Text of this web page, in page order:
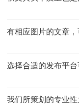
有相应图片的文章
选择合适的发布平
我们所策划的专业